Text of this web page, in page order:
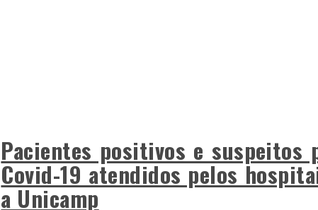
Pacientes positivos e suspeitos
Covid-19 atendidos pelos
a Unicamp